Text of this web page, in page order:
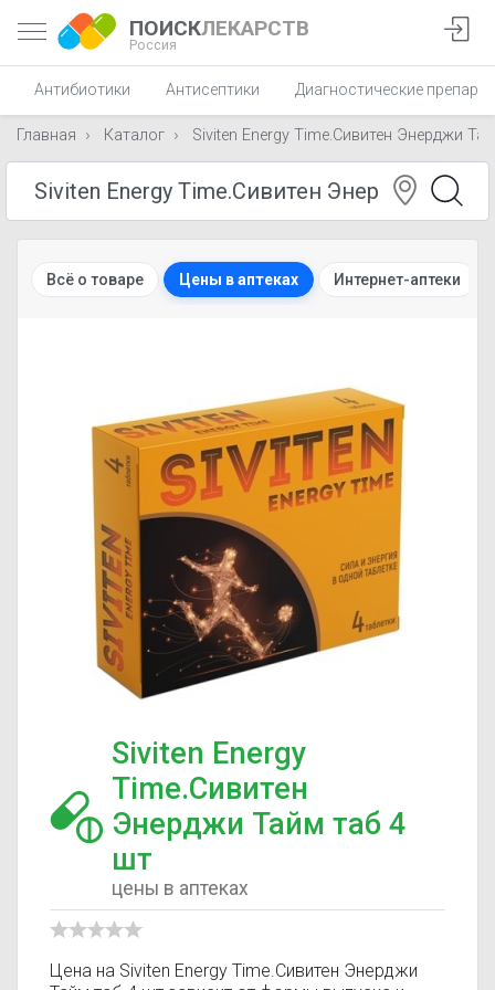
ПОИСКЛЕКАРСТВ
Россия
Антибиотики Антисептики Диагностические
Главная Каталог Siviten Energy Time.Сивитен Энерджи
Всё о товаре Цены в аптеках Интернет-аптеки
Siviten Energy
Time.Сивитен
Энерджи Тайм таб 4
шт
цены в аптеках
Цена на Siviten Energy Time.Сивитен Энерджи